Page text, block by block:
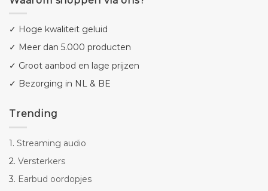
✓ Hoge kwaliteit geluid
✓ Meer dan 5.000 producten
✓ Groot aanbod en lage prijzen
✓ Bezorging in NL & BE
Trending
1. Streaming audio
2. Versterkers
3. Earbud oordopjes